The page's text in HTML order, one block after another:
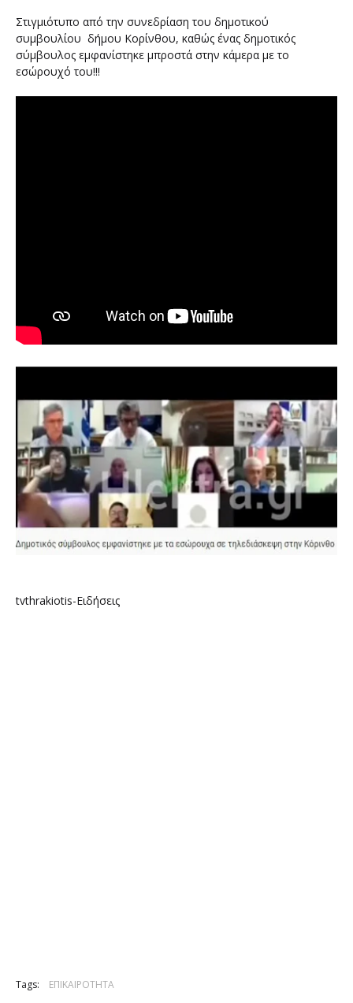
Στιγμιότυπο από την συνεδρίαση του δημοτικού
συμβουλίου δήμου Κορίνθου, καθώς ένας δημοτικός
σύμβουλος εμφανίστηκε μπροστά στην κάμερα με το
εσώρουχό του!!!
tvthrakiotis-Ειδήσεις
Tags: ΕΠΙΚΑΙΡΟΤΗΤΑ